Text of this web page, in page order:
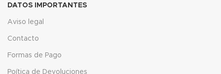
DATOS IMPORTANTES
Aviso legal
Contacto
Formas de Pago
Poítica de Devoluciones